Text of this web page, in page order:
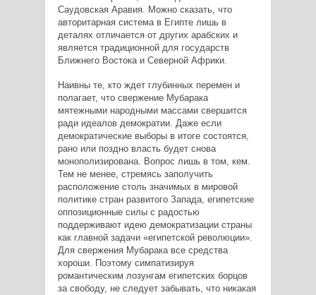
Саудовская Аравия. Можно сказать, что
авторитарная система в Египте лишь в
деталях отличается от других арабских и
является традиционной для государств
Ближнего Востока и Северной Африки.
Наивны те, кто ждет глубинных перемен и
полагает, что свержение Мубарака
мятежными народными массами свершится
ради идеалов демократии. Даже если
демократические выборы в итоге состоятся,
рано или поздно власть будет снова
монополизирована. Вопрос лишь в том, кем.
Тем не менее, стремясь заполучить
расположение столь значимых в мировой
политике стран развитого Запада, египетские
оппозиционные силы с радостью
поддерживают идею демократизации страны
как главной задачи «египетской революции».
Для свержения Мубарака все средства
хороши. Поэтому симпатизируя
романтическим лозунгам египетских борцов
за свободу, не следует забывать, что никакая